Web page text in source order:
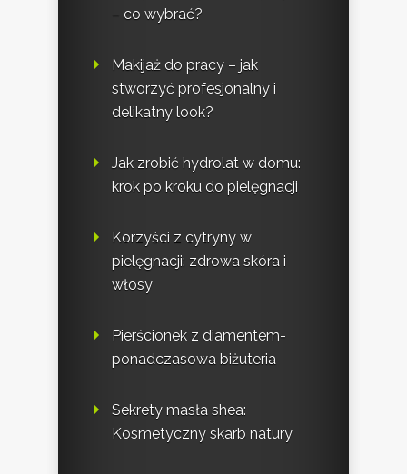
– co wybrać?
Makijaż do pracy – jak
stworzyć profesjonalny i
delikatny look?
Jak zrobić hydrolat w domu:
krok po kroku do pielęgnacji
Korzyści z cytryny w
pielęgnacji: zdrowa skóra i
włosy
Pierścionek z diamentem-
ponadczasowa biżuteria
Sekrety masła shea:
Kosmetyczny skarb natury